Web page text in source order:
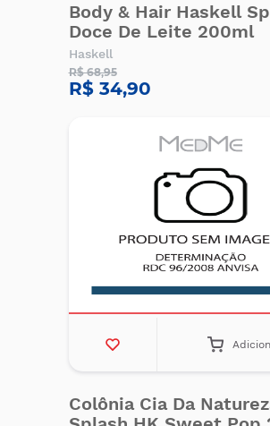
Body & Hair Haskell
Doce De Leite 200ml
Haskell
R$ 68,95
R$ 34,90
Colônia Cia Da